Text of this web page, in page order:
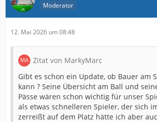
Moderator
12. Mai 2026 um 08:48
Zitat von MarkyMarc
Gibt es schon ein Update, ob Bauer am
kann ? Seine Übersicht am Ball und
Pässe wären schon wichtig für unser
als etwas schnelleren Spieler, der sich
zerreißt auf dem Platz hätte ich aber